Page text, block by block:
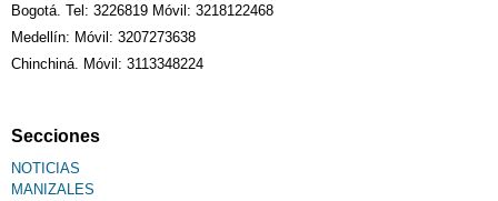
Bogotá. Tel: 3226819 Móvil: 3218122468
Medellín: Móvil: 3207273638
Chinchiná. Móvil: 3113348224
Secciones
NOTICIAS
MANIZALES